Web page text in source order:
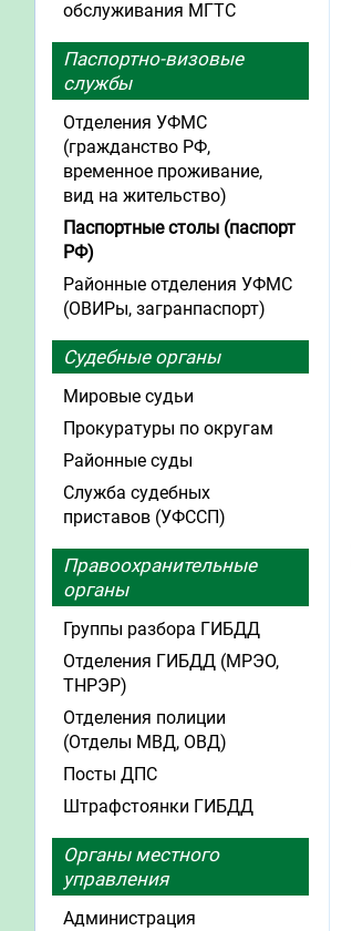
обслуживания МГТС
Паспортно-визовые
службы
Отделения УФМС
(гражданство РФ,
временное проживание,
вид на жительство)
Паспортные столы (паспорт
РФ)
Районные отделения УФМС
(ОВИРы, загранпаспорт)
Судебные органы
Мировые судьи
Прокуратуры по округам
Районные суды
Служба судебных
приставов (УФССП)
Правоохранительные
органы
Группы разбора ГИБДД
Отделения ГИБДД (МРЭО,
ТНРЭР)
Отделения полиции
(Отделы МВД, ОВД)
Посты ДПС
Штрафстоянки ГИБДД
Органы местного
управления
Администрация